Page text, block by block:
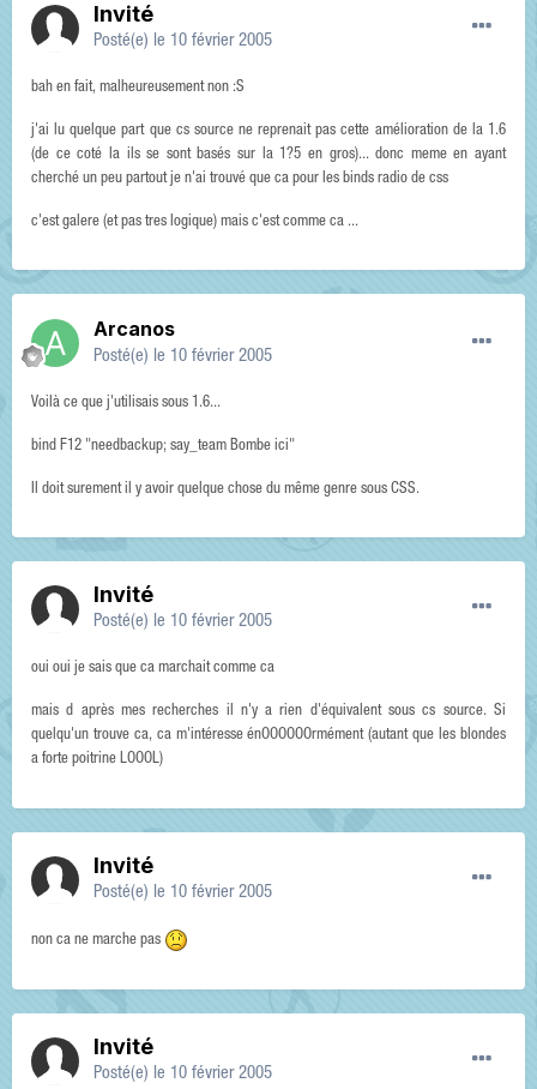
Invité
Posté(e) le 10 février 2005
bah en fait, malheureusement non :S
j'ai lu quelque part que cs source ne reprenait pas cette amélioration de la 1.6
(de ce coté la ils se sont basés sur la 1?5 en gros)... donc meme en ayant
cherché un peu partout je n'ai trouvé que ca pour les binds radio de css
c'est galere (et pas tres logique) mais c'est comme ca ...
Arcanos
Posté(e) le 10 février 2005
Voilà ce que j'utilisais sous 1.6...
bind F12 "needbackup; say_team Bombe ici"
Il doit surement il y avoir quelque chose du même genre sous CSS.
Invité
Posté(e) le 10 février 2005
oui oui je sais que ca marchait comme ca
mais d après mes recherches il n'y a rien d'équivalent sous cs source. Si
quelqu'un trouve ca, ca m'intéresse énOOOOOOrmément (autant que les blondes
a forte poitrine LOOOL)
Invité
Posté(e) le 10 février 2005
non ca ne marche pas
Invité
Posté(e) le 10 février 2005